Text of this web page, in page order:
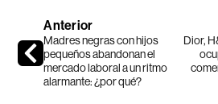
Anterior
Madres negras con hijos
pequeños abandonan el
mercado laboral a un ritmo
alarmante: ¿por qué?
Dior,